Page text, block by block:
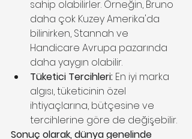
sahip olabilirler. Örneğin, Bruno
daha çok Kuzey Amerika'da
bilinirken, Stannah ve
Handicare Avrupa pazarında
daha yaygın olabilir.
Tüketici Tercihleri: En iyi marka
algısı, tüketicinin özel
ihtiyaçlarına, bütçesine ve
tercihlerine göre de değişebilir.
Sonuç olarak, dünya genelinde